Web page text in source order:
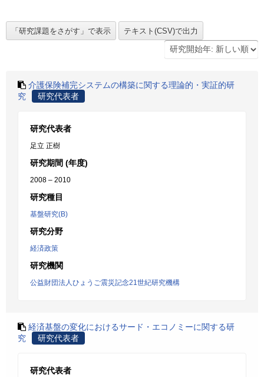
介護保険補完システムの構築に関する理論的・実証的研
究
研究代表者
研究代表者
足立 正樹
研究期間 (年度)
2008 – 2010
研究種目
基盤研究(B)
研究分野
経済政策
研究機関
公益財団法人ひょうご震災記念21世紀研究機構
経済基盤の変化におけるサード・エコノミーに関する研
究
研究代表者
研究代表者